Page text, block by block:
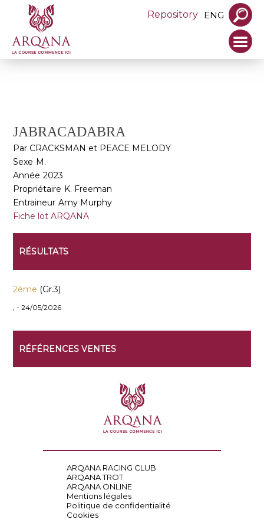
Repository ENG
JABRACADABRA
Par CRACKSMAN et PEACE MELODY
Sexe M.
Année 2023
Propriétaire K. Freeman
Entraineur Amy Murphy
Fiche lot ARQANA
RÉSULTATS
2ème (Gr.3)
, - 24/05/2026
RÉFÉRENCES VENTES
ARQANA RACING CLUB
ARQANA TROT
ARQANA ONLINE
Mentions légales
Politique de confidentialité
Cookies